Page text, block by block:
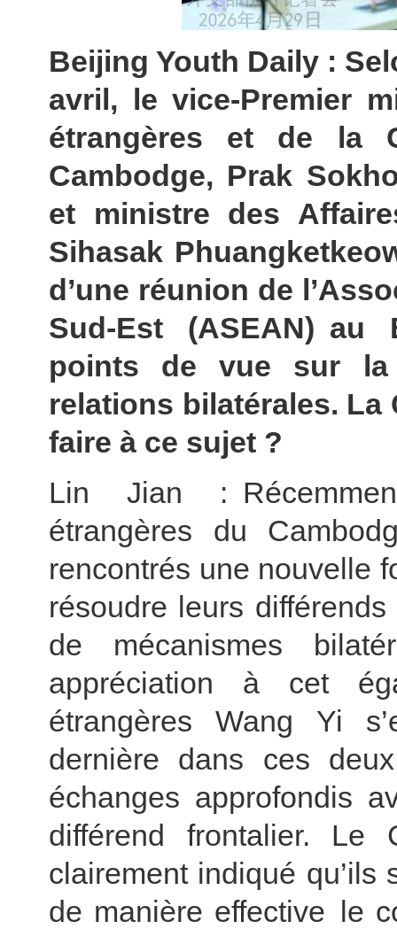
Beijing Youth Daily :
avril, le vice-Premier
étrangères et de la
Cambodge, Prak
et ministre des
Sihasak
d’une réunion de
Sud-Est (ASEAN) au
points de vue sur la
relations bilatérales. La
faire à ce sujet ?
Lin Jian :
étrangères du
rencontrés une nouvelle
résoudre leurs
de mécanismes
appréciation à cet
étrangères Wang Yi
dernière dans ces
échanges approfondis
différend frontalier. Le
clairement indiqué
de manière effective le